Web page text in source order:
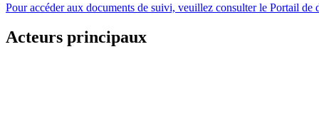
Pour accéder aux documents de suivi, veuillez consulter le Portail de
Acteurs principaux